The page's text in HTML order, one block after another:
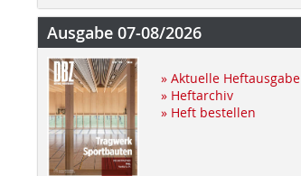
Ausgabe 07-08/2026
» Aktuelle Heftausgabe
» Heftarchiv
» Heft bestellen